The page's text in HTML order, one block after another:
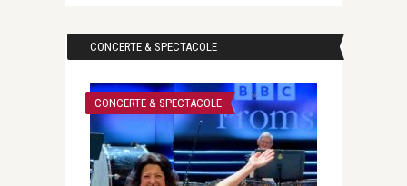
CONCERTE & SPECTACOLE
CONCERTE & SPECTACOLE